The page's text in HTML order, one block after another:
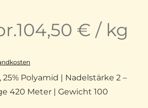
104,50 € / kg
25% Polyamid | Nadelstärke 2 –
420 Meter | Gewicht 100